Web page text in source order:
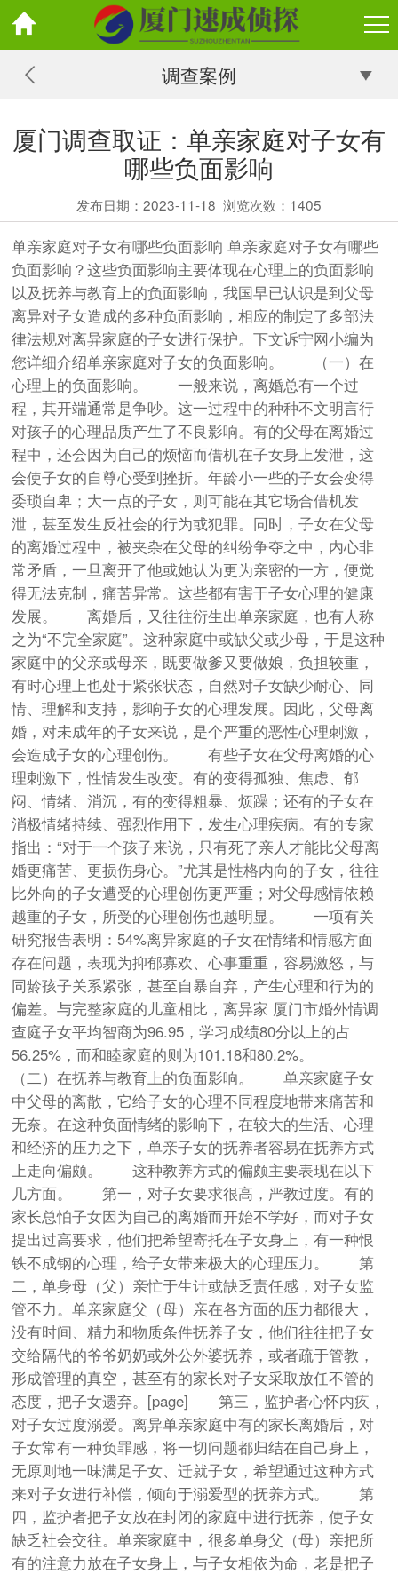
调查案例
厦门调查取证：单亲家庭对子女有
哪些负面影响
发布日期：2023-11-18 浏览次数： 1405
单亲家庭对子女有哪些负面影响 单亲家庭对子女有哪些
负面影响？这些负面影响主要体现在心理上的负面影响
以及抚养与教育上的负面影响，我国早已认识是到父母
离异对子女造成的多种负面影响，相应的制定了多部法
律法规对离异家庭的子女进行保护。下文诉宁网小编为
您详细介绍单亲家庭对子女的负面影响。 （一）在
心理上的负面影响。 一般来说，离婚总有一个过
程，其开端通常是争吵。这一过程中的种种不文明言行
对孩子的心理品质产生了不良影响。有的父母在离婚过
程中，还会因为自己的烦恼而借机在子女身上发泄，这
会使子女的自尊心受到挫折。年龄小一些的子女会变得
委琐自卑；大一点的子女，则可能在其它场合借机发
泄，甚至发生反社会的行为或犯罪。同时，子女在父母
的离婚过程中，被夹杂在父母的纠纷争夺之中，内心非
常矛盾，一旦离开了他或她认为更为亲密的一方，便觉
得无法克制，痛苦异常。这些都有害于子女心理的健康
发展。 离婚后，又往往衍生出单亲家庭，也有人称
之为“不完全家庭”。这种家庭中或缺父或少母，于是这种
家庭中的父亲或母亲，既要做爹又要做娘，负担较重，
有时心理上也处于紧张状态，自然对子女缺少耐心、同
情、理解和支持，影响子女的心理发展。因此，父母离
婚，对未成年的子女来说，是个严重的恶性心理刺激，
会造成子女的心理创伤。 有些子女在父母离婚的心
理刺激下，性情发生改变。有的变得孤独、焦虑、郁
闷、情绪、消沉，有的变得粗暴、烦躁；还有的子女在
消极情绪持续、强烈作用下，发生心理疾病。有的专家
指出：“对于一个孩子来说，只有死了亲人才能比父母离
婚更痛苦、更损伤身心。”尤其是性格内向的子女，往往
比外向的子女遭受的心理创伤更严重；对父母感情依赖
越重的子女，所受的心理创伤也越明显。 一项有关
研究报告表明：54%离异家庭的子女在情绪和情感方面
存在问题，表现为抑郁寡欢、心事重重，容易激怒，与
同龄孩子关系紧张，甚至自暴自弃，产生心理和行为的
偏差。与完整家庭的儿童相比，离异家 厦门市婚外情调
查庭子女平均智商为96.95，学习成绩80分以上的占
56.25%，而和睦家庭的则为101.18和80.2%。
（二）在抚养与教育上的负面影响。 单亲家庭子女
中父母的离散，它给子女的心理不同程度地带来痛苦和
无奈。在这种负面情绪的影响下，在较大的生活、心理
和经济的压力之下，单亲子女的抚养者容易在抚养方式
上走向偏颇。 这种教养方式的偏颇主要表现在以下
几方面。 第一，对子女要求很高，严教过度。有的
家长总怕子女因为自己的离婚而开始不学好，而对子女
提出过高要求，他们把希望寄托在子女身上，有一种恨
铁不成钢的心理，给子女带来极大的心理压力。 第
二，单身母（父）亲忙于生计或缺乏责任感，对子女监
管不力。单亲家庭父（母）亲在各方面的压力都很大，
没有时间、精力和物质条件抚养子女，他们往往把子女
交给隔代的爷爷奶奶或外公外婆抚养，或者疏于管教，
形成管理的真空，甚至有的家长对子女采取放任不管的
态度，把子女遗弃。[page] 第三，监护者心怀内疚，
对子女过度溺爱。离异单亲家庭中有的家长离婚后，对
子女常有一种负罪感，将一切问题都归结在自己身上，
无原则地一味满足子女、迁就子女，希望通过这种方式
来对子女进行补偿，倾向于溺爱型的抚养方式。 第
四，监护者把子女放在封闭的家庭中进行抚养，使子女
缺乏社会交往。单亲家庭中，很多单身父（母）亲把所
有的注意力放在子女身上，与子女相依为命，老是把子